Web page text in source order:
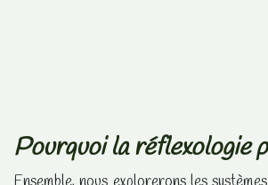
Pourquoi la réflexologie